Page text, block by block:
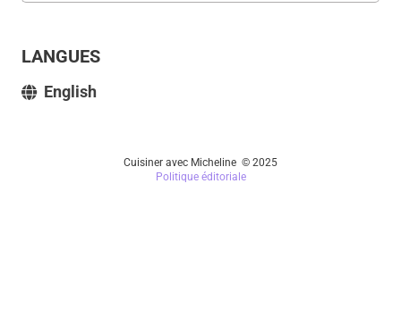
LANGUES
English
Cuisiner avec Micheline © 2025
Politique éditoriale